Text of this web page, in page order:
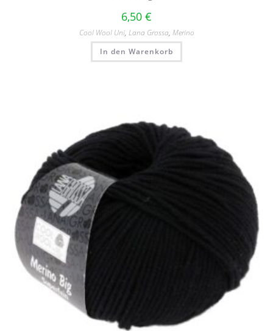
6,50 €
Cool Wool Uni, Lana Grossa, Merino
In den Warenkorb